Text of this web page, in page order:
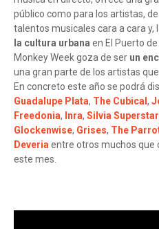
público como para los artistas, de
talentos musicales cara a cara y,
la cultura urbana en El Puerto
Monkey Week goza de ser un
una gran parte de los artistas
En concreto este año se podrá
Guadalupe Plata, The Cubical ,
Freedonia, Inra, Silvia
Glockenwise, Grises, The
Deveriaentre otros muchos que
este mes.